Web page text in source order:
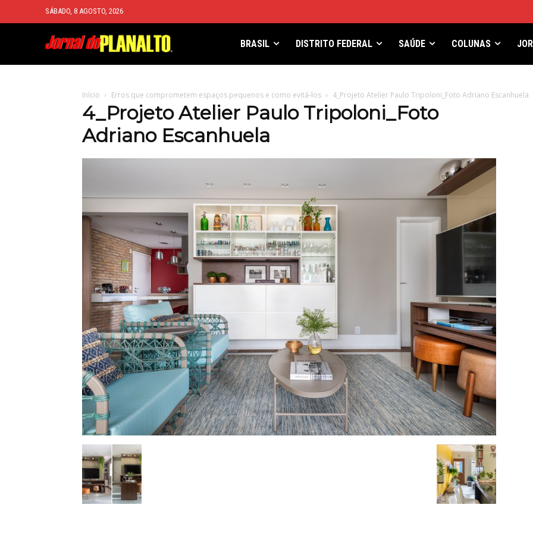
SÁBADO, 8 AGOSTO, 2026
BRASIL DISTRITO FEDERAL SAÚDE COLUNAS
Início Erros que comprometem espaços pequenos e como evitá-los 4_Projeto Atelier Paulo Tripoloni_Foto Adriano Escanhuela
4_Projeto Atelier Paulo Tripoloni_Foto
Adriano Escanhuela